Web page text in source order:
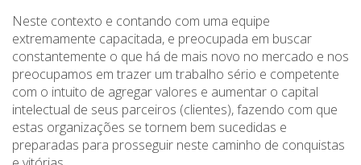
Neste contexto e contando com uma equipe
extremamente capacitada, e preocupada em buscar
constantemente o que há de mais novo no mercado e nos
preocupamos em trazer um trabalho sério e competente
com o intuito de agregar valores e aumentar o capital
intelectual de seus parceiros (clientes), fazendo com que
estas organizações se tornem bem sucedidas e
preparadas para prosseguir neste caminho de conquistas